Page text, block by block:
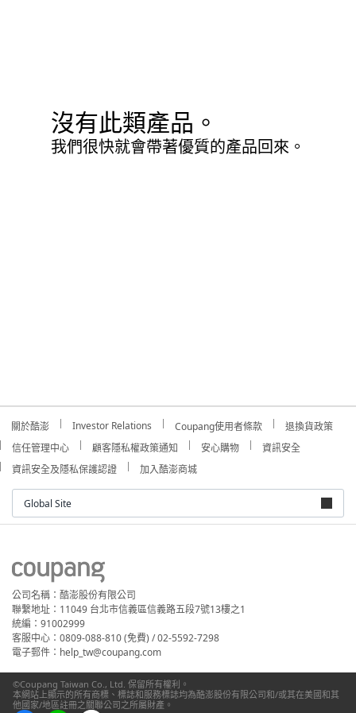
沒有此類產品。
我們很快就會帶著優質的產品回來。
關於酷澎 Investor Relations Coupang使用者條款
退換貨政策
信任管理中心
顧客隱私權政策通知 安心購物
資訊安全
資訊安全及隱私保護認證
加入酷澎商城
Global Site
公司名稱：酷澎股份有限公司
聯繫地址：11049 台北市信義區信義路五段7號13樓之1
統編：91002999
客服中心：0809-088-810 (免費) / 02-5592-7298
電子郵件：help_tw@coupang.com
©Coupang Taiwan Co., Ltd. 保留所有權利。
本網站上顯示的所有商標、標誌和服務標誌均為酷澎股份有限公司和/或其在美國和其
他國家/地區註冊之關聯公司之所屬財產。